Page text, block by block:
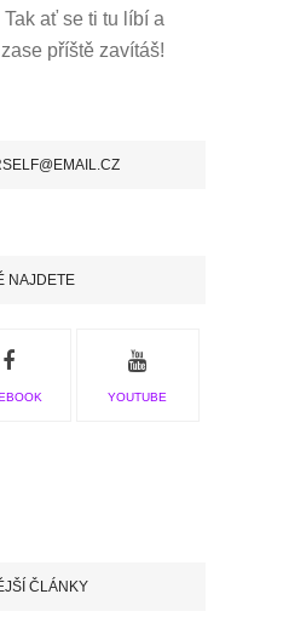
Tak ať se ti tu líbí a
příště zavítáš!
NAJDETE
YOUTUBE
ČLÁNKY